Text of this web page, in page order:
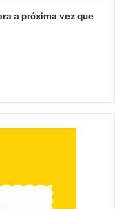
a próxima vez que